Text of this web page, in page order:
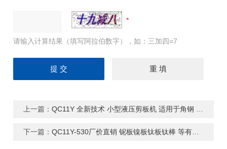
请输入计算结果（填写阿拉伯数字），如：三加四=7
上一篇：QC11Y 全新技术 小型液压剪板机 适用于角钢 工字钢等厚度大宽度小的材料
下一篇：QC11Y-530厂价直销 铌板镍板钛板钛棒 等有色金属剪板机 销往全